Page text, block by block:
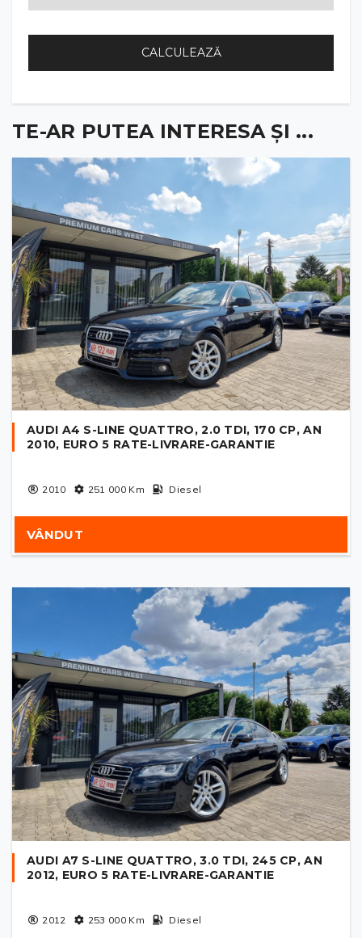
CALCULEAZĂ
TE-AR PUTEA INTERESA ȘI ...
AUDI A4 S-LINE QUATTRO, 2.0 TDI, 170 CP, AN
2010, EURO 5 RATE-LIVRARE-GARANTIE
2010 251 000Km Diesel
VÂNDUT
AUDI A7 S-LINE QUATTRO, 3.0 TDI, 245 CP, AN
2012, EURO 5 RATE-LIVRARE-GARANTIE
2012 253 000Km Diesel